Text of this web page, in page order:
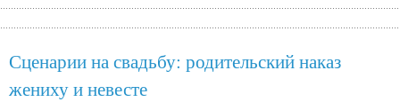
Сценарии на свадьбу: родительский наказ
жениху и невесте